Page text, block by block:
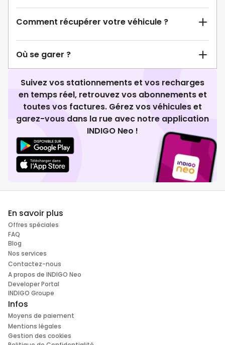
Comment récupérer votre véhicule ?
Où se garer ?
Suivez vos stationnements et vos recharges
en temps réel, retrouvez vos abonnements et
toutes vos factures. Gérez vos véhicules et
garez-vous dans la rue avec notre application
INDIGO Neo !
En savoir plus
Offres spéciales
FAQ
Blog
Nos services
Contactez-nous
A propos de INDIGO Neo
Developer Portal
INDIGO Groupe
Infos
Moyens de paiement
Mentions légales
Gestion des cookies